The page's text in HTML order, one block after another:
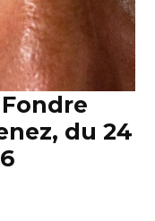
Fondre
du 24